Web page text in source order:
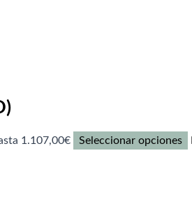
1.107,00€ Seleccionar opciones